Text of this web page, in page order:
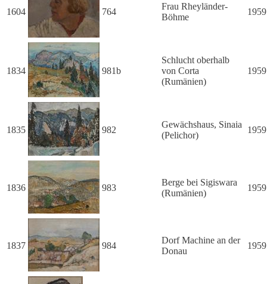
1604 764
Frau Rheyländer-
Böhme
1959
1834 981b
Schlucht oberhalb
von Corta
(Rumänien)
1959
1835 982
Gewächshaus, Sinaia
(Pelichor)
1959
1836 983
Berge bei Sigiswara
(Rumänien)
1959
1837 984
Dorf Machine an der
Donau
1959